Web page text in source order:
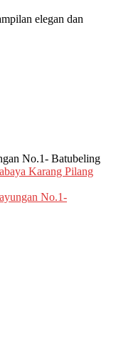
elegan dan
No.1- Batubeling
Karang Pilang
No.1-